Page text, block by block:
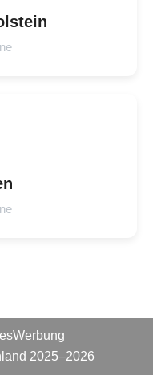
Werbung
2025–2026